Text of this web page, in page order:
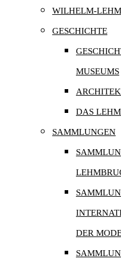
WILHELM-
GESCHICHTE
MUSEUMS
DAS
SAMMLUNGEN
DER